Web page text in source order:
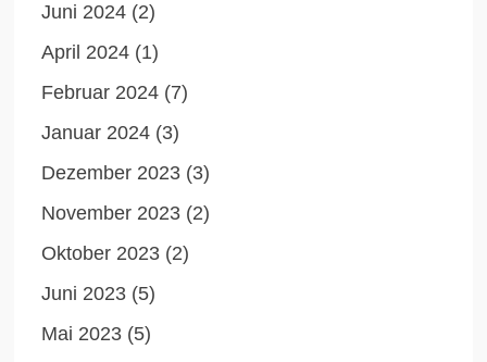
Juni 2024 (2)
April 2024 (1)
Februar 2024 (7)
Januar 2024 (3)
Dezember 2023 (3)
November 2023 (2)
Oktober 2023 (2)
Juni 2023 (5)
Mai 2023 (5)